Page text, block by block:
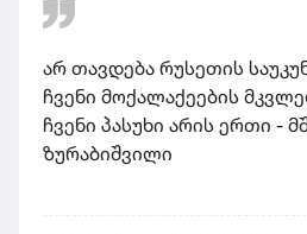
არ თავდება რუსეთის
ჩვენი მოქალაქეების
ჩვენი პასუხი არის ერთი -
ზურაბიშვილი